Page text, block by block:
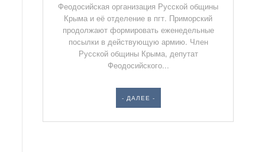
Феодосийская организация Русской общины
Крыма и её отделение в пгт. Приморский
продолжают формировать еженедельные
посылки в действующую армию. Член
Русской общины Крыма, депутат
Феодосийского...
- ДАЛЕЕ -